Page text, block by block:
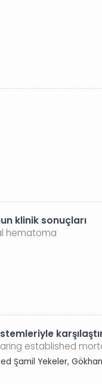
klinik sonuçları
hematoma
established
Şamil Yekeler,